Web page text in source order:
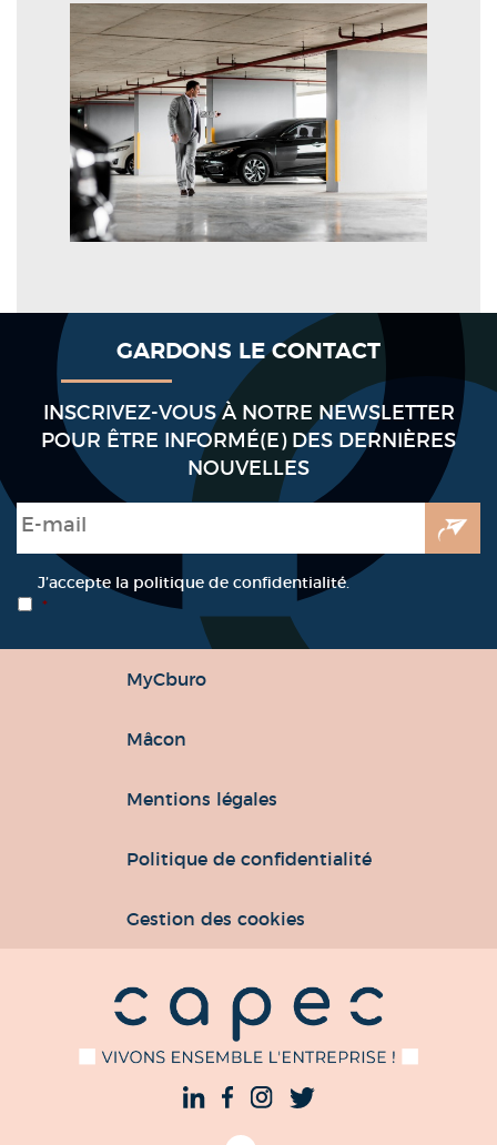
GARDONS LE CONTACT
INSCRIVEZ-VOUS À NOTRE NEWSLETTER
POUR ÊTRE INFORMÉ(E) DES DERNIÈRES
NOUVELLES
E-mail
RGPD *
J’accepte la politique de confidentialité.
*
MyCburo
Mâcon
Mentions légales
Politique de confidentialité
Gestion des cookies